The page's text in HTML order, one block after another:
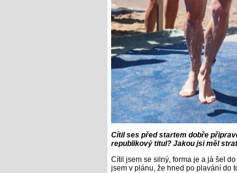
Cítil ses před startem dobře
republikový titul? Jakou jsi měl
Cítil jsem se silný, forma je a já šel
jsem v plánu, že hned po plavání do